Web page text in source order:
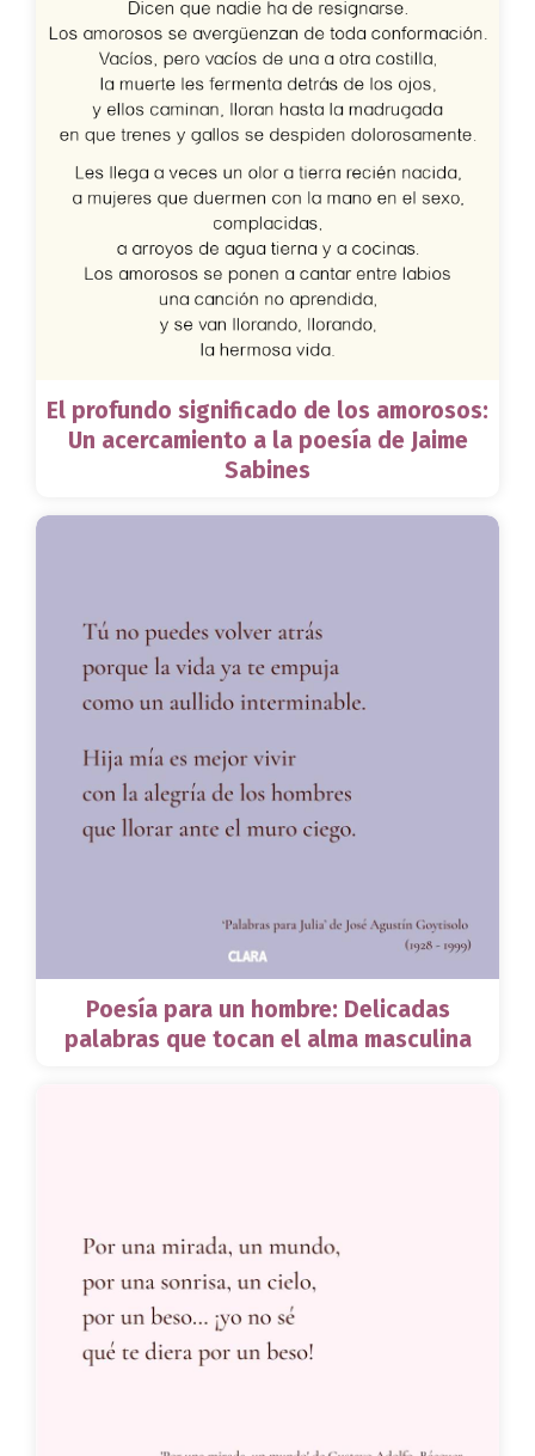
El profundo significado de los amorosos:
Un acercamiento a la poesía de Jaime
Sabines
Poesía para un hombre: Delicadas
palabras que tocan el alma masculina